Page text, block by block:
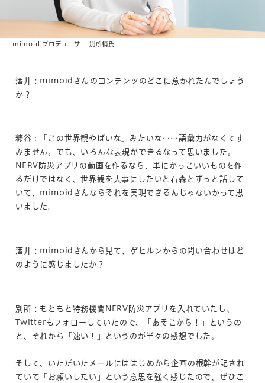
mimoid プロデューサー 別所梢氏
酒井：mimoidさんのコンテンツのどこに惹かれたんでしょう
か？
糠谷：「この世界観やばいな」みたいな……語彙力がなくてす
みません。でも、いろんな表現ができるなって思いました。
NERV防災アプリの動画を作るなら、単にかっこいいものを作
るだけではなく、世界観を大事にしたいと石森とずっと話して
いて、mimoidさんならそれを実現できるんじゃないかって思
いました。
酒井：mimoidさんから見て、ゲヒルンからの問い合わせはど
のように感じましたか？
別所：もともと特務機関NERV防災アプリを入れていたし、
Twitterもフォローしていたので、「あそこから！」というの
と、それから「速い！」というのが半々の感想でした。
そして、いただいたメールにははじめから企画の根幹が記され
ていて「お願いしたい」という意思を強く感じたので、ぜひこ